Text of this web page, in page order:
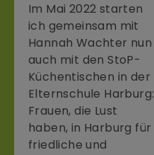
Im Mai 2022 starten
ich gemeinsam mit
Hannah Wachter nun
auch mit den StoP-
Küchentischen in der
Elternschule Harburg:
Frauen, die Lust
haben, in Harburg für
friedliche und